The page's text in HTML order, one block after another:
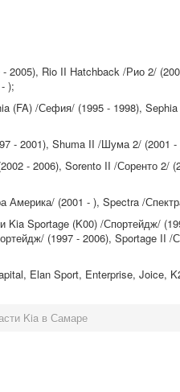
2005), Rio II Hatchback /Рио 2/
);
(FA) /Сефия/ (1995 - 1998),
- 2001), Shuma II /Шума 2/ (2001 -
- 2006), Sorento II /Соренто 2/
Америка/ (2001 - ), Spectra /
Kia Sportage (K00) /Спортейдж/
(1997 - 2006), Sportage II
Elan Sport, Enterprise, Joice,
Kia в Самаре